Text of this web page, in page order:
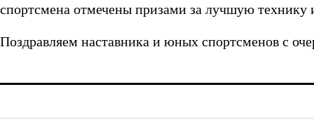
спортсмена отмечены призами за лучшую
Поздравляем наставника и юных спортсменов с